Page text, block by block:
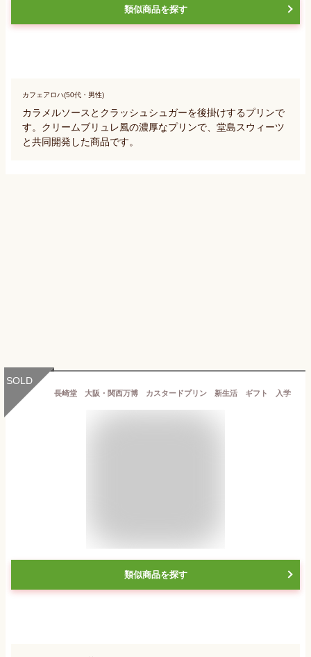
類似商品を探す
カフェアロハ(50代・男性)
カラメルソースとクラッシュシュガーを後掛けするプリンで
す。クリームブリュレ風の濃厚なプリンで、堂島スウィーツ
と共同開発した商品です。
SOLD
長崎堂 大阪・関西万博 カスタードプリン 新生活 ギフト 入学
類似商品を探す